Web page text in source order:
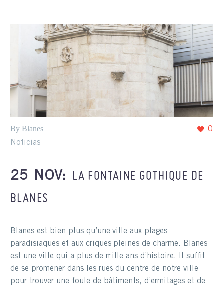
0
By Blanes
Noticias
25 NOV: LA FONTAINE GOTHIQUE DE
BLANES
Blanes est bien plus qu’une ville aux plages
paradisiaques et aux criques pleines de charme. Blanes
est une ville qui a plus de mille ans d’histoire. Il suffit
de se promener dans les rues du centre de notre ville
pour trouver une foule de bâtiments, d’ermitages et de